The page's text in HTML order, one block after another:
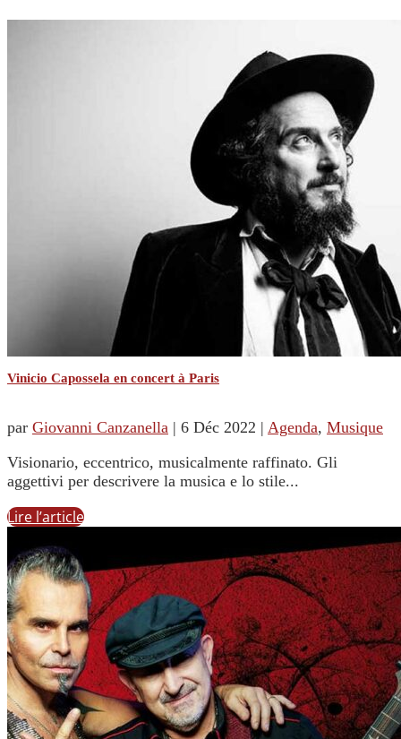
Vinicio Capossela en concert à Paris
par Giovanni Canzanella | 6 Déc 2022 | Agenda, Musique
Visionario, eccentrico, musicalmente raffinato. Gli
aggettivi per descrivere la musica e lo stile...
Lire l’article